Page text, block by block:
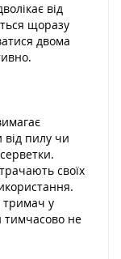
від
щоразу
двома
від пилу чи
своїх
тримач у
тимчасово не